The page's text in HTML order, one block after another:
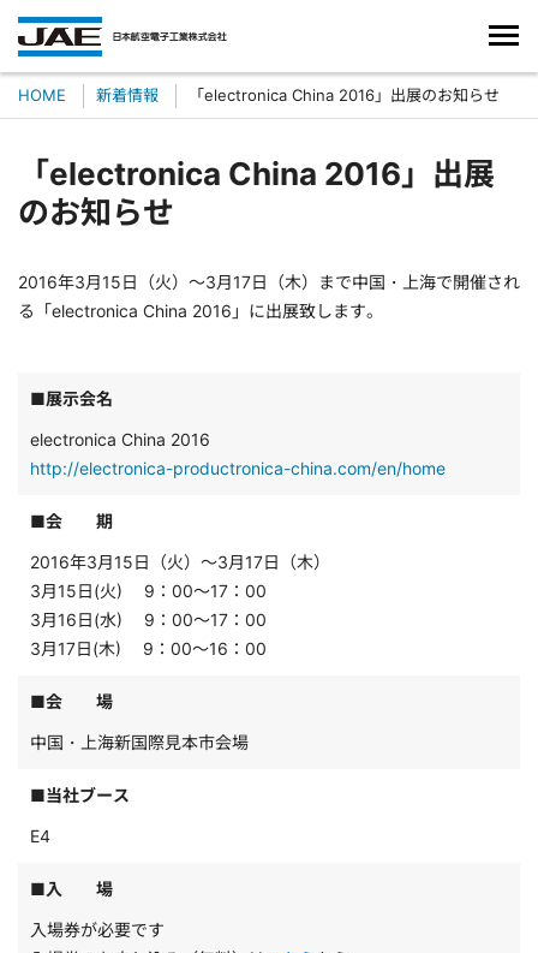
HOME 新着情報 「electronica China 2016」出展のお知らせ
「electronica China 2016」出展
のお知らせ
2016年3月15日（火）～3月17日（木）まで中国・上海で開催され
る「electronica China 2016」に出展致します。
■展示会名
electronica China 2016
http://electronica-productronica-china.com/en/home
■会 期
2016年3月15日（火）～3月17日（木）
3月15日(火) 9：00～17：00
3月16日(水) 9：00～17：00
3月17日(木) 9：00～16：00
■会 場
中国・上海新国際見本市会場
■当社ブース
E4
■入 場
入場券が必要です